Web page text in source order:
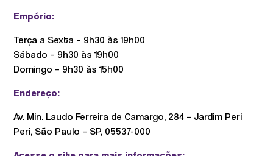
Empório:
Terça a Sexta – 9h30 às 19h00
Sábado – 9h30 às 19h00
Domingo – 9h30 às 15h00
Endereço:
Av. Min. Laudo Ferreira de Camargo, 284 – Jardim Peri
Peri, São Paulo – SP, 05537-000